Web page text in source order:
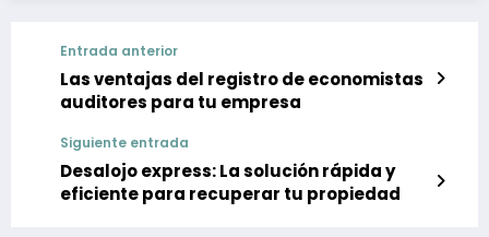
Entrada anterior
Las ventajas del registro de economistas
auditores para tu empresa
Siguiente entrada
Desalojo express: La solución rápida y
eficiente para recuperar tu propiedad